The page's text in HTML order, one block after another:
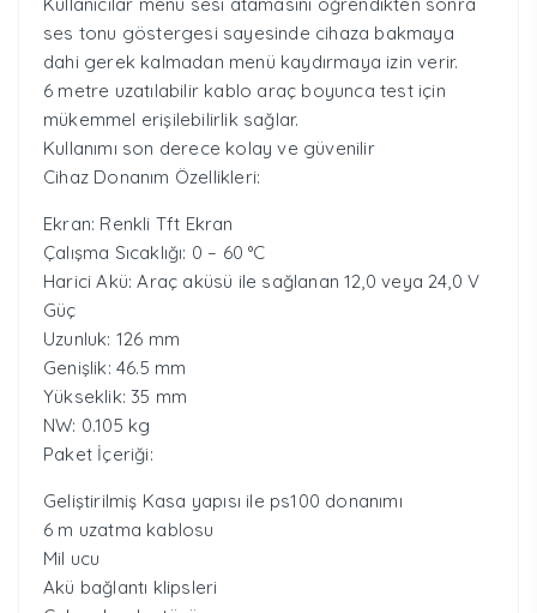
ses tonu göstergesi sayesinde cihaza bakmaya
dahi gerek kalmadan menü kaydırmaya izin verir.
6 metre uzatılabilir kablo araç boyunca test için
mükemmel erişilebilirlik sağlar.
Kullanımı son derece kolay ve güvenilir
Cihaz Donanım Özellikleri:
Ekran: Renkli Tft Ekran
Çalışma Sıcaklığı: 0 – 60 °C
Harici Akü: Araç aküsü ile sağlanan 12,0 veya 24,0 V
Güç
Uzunluk: 126 mm
Genişlik: 46.5 mm
Yükseklik: 35 mm
NW: 0.105 kg
Paket İçeriği:
Geliştirilmiş Kasa yapısı ile ps100 donanımı
6 m uzatma kablosu
Mil ucu
Akü bağlantı klipsleri